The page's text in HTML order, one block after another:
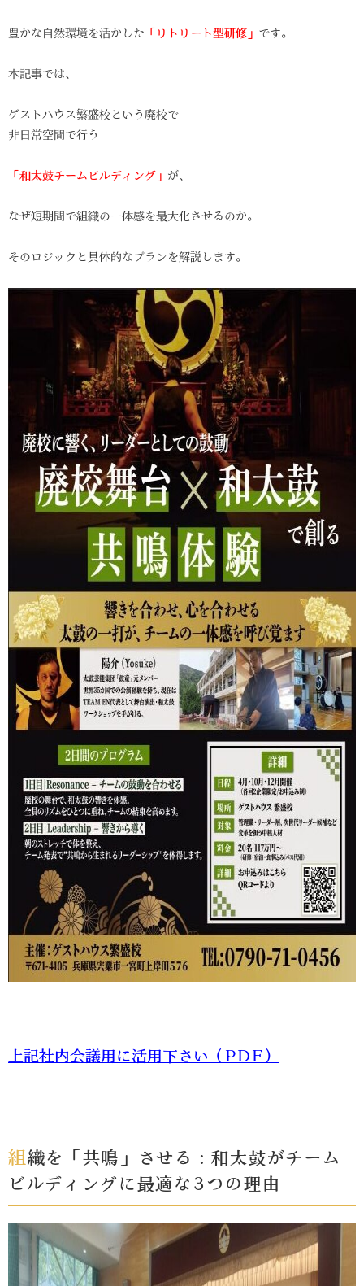
豊かな自然環境を活かした 「リトリート型研修」 です。
本記事では、
ゲストハウス繁盛校という廃校で
非日常空間で行う
「和太鼓チームビルディング」 が、
なぜ短期間で組織の一体感を最大化させるのか。
そのロジックと具体的なプランを解説します。
上記社内会議用に活用下さい（PDF）
組織を「共鳴」させる：和太鼓がチーム
ビルディングに最適な3つの理由